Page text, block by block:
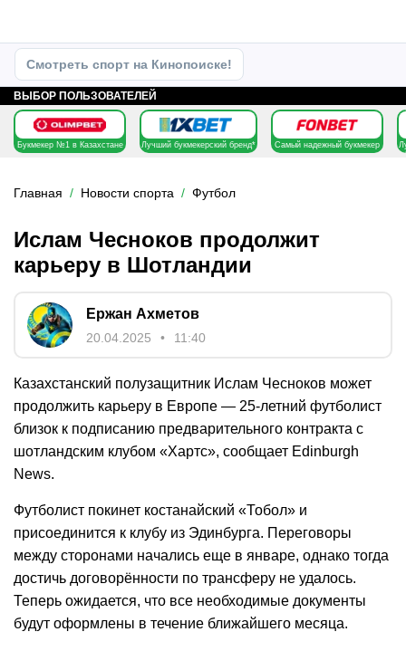
Смотреть спорт на Кинопоиске!
ВЫБОР ПОЛЬЗОВАТЕЛЕЙ
Букмекер №1 в Казахстане Лучший букмекерский бренд* Самый надежный букмекер
Главная Новости спорта Футбол
Ислам Чесноков продолжит
карьеру в Шотландии
Ержан Ахметов
20.04.2025 11:40
Казахстанский полузащитник Ислам Чесноков может
продолжить карьеру в Европе — 25-летний футболист
близок к подписанию предварительного контракта с
шотландским клубом «Хартс», сообщает Edinburgh
News.
Футболист покинет костанайский «Тобол» и
присоединится к клубу из Эдинбурга. Переговоры
между сторонами начались еще в январе, однако тогда
достичь договорённости по трансферу не удалось.
Теперь ожидается, что все необходимые документы
будут оформлены в течение ближайшего месяца.